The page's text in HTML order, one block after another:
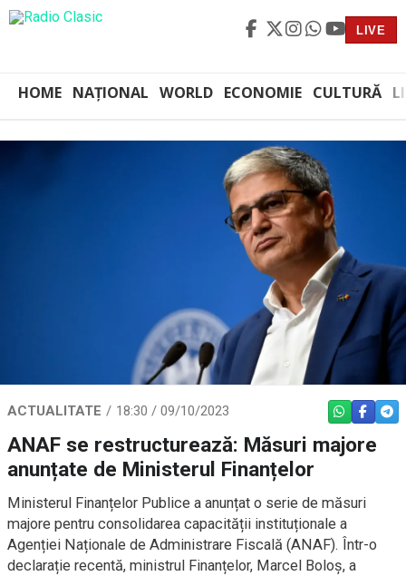
LIVE
HOME NAȚIONAL WORLD ECONOMIE CULTURĂ
ACTUALITATE 18:30 / 09/10/2023 WHATSAPP
ANAF se restructurează: Măsuri majore
anunțate de Ministerul Finanțelor
Ministerul Finanțelor Publice a anunțat o serie de măsuri
majore pentru consolidarea capacității instituționale a
Agenției Naționale de Administrare Fiscală (ANAF). Într-o
declarație recentă, ministrul Finanțelor, Marcel Boloș, a